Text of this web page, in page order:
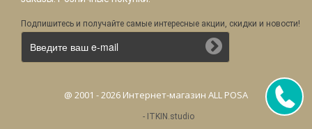
Подпишитесь и получайте самые интересные акции, скидки и новости!
@ 2001 - 2026 Интернет-магазин ALL POSA
- ITKIN.studio